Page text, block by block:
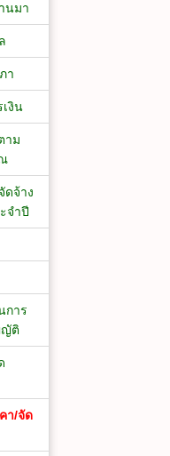
นมา
า
งิน
าม
ดจ้าง
จำปี
การ
ญัติ
า/จัด